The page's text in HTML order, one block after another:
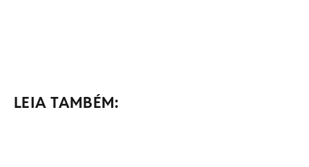
LEIA TAMBÉM: